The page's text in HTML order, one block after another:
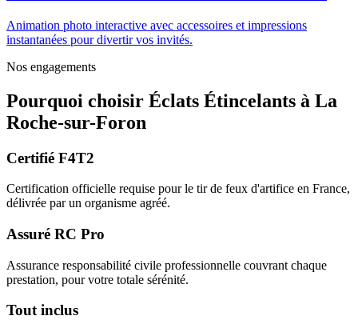
Animation photo interactive avec accessoires et impressions
instantanées pour divertir vos invités.
Nos engagements
Pourquoi choisir Éclats Étincelants à La
Roche-sur-Foron
Certifié F4T2
Certification officielle requise pour le tir de feux d'artifice en France,
délivrée par un organisme agréé.
Assuré RC Pro
Assurance responsabilité civile professionnelle couvrant chaque
prestation, pour votre totale sérénité.
Tout inclus